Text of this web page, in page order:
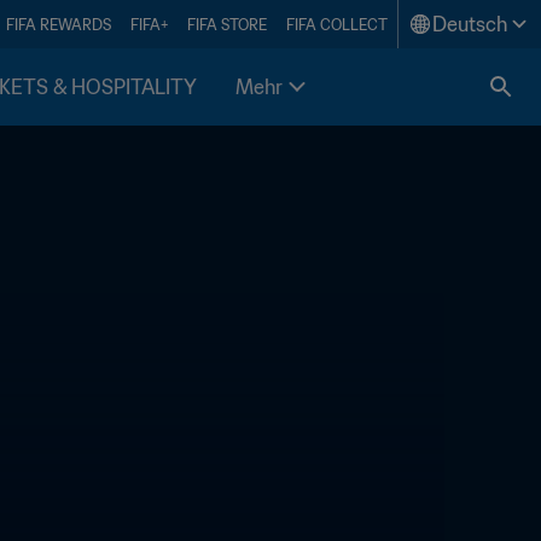
FIFA REWARDS FIFA+ FIFA STORE FIFA COLLECT Deutsch
& HOSPITALITY Mehr